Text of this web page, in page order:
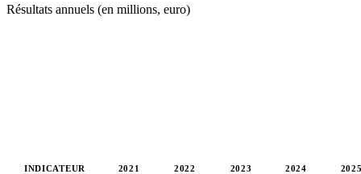
Résultats annuels (en millions, euro)
INDICATEUR 2021 2022 2023 2024